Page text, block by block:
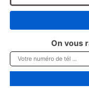
On vous